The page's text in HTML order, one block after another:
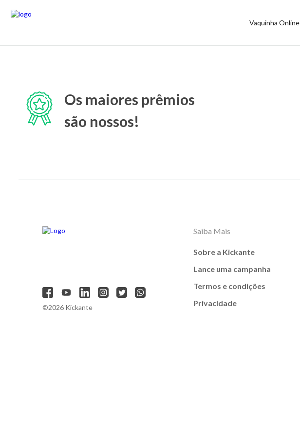
Vaquinha Online
Os maiores prêmios
são nossos!
©2026 Kickante
Saiba Mais
Sobre a Kickante
Lance uma campanha
Termos e condições
Privacidade